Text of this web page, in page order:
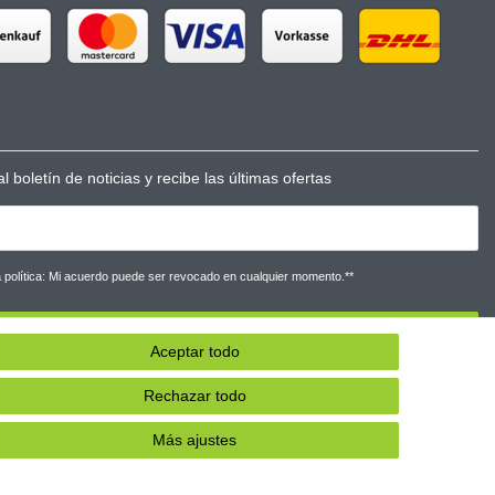
boletín de noticias y recibe las últimas ofertas
Mi acuerdo puede ser revocado en cualquier momento.**
el contrato aquí Contacto
Aceptar todo
Rechazar todo
Más ajustes